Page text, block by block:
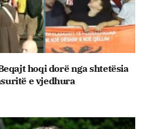
hoqi dorë nga shtetësia
e vjedhura